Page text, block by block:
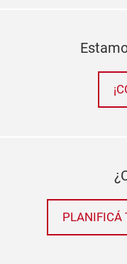
PLANIFICÁ